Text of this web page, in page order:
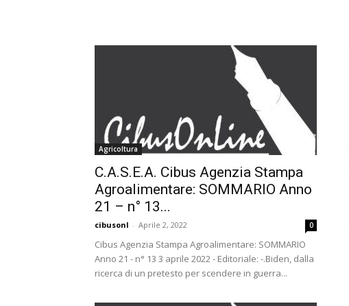
Agricoltura
C.A.S.E.A. Cibus Agenzia Stampa
Agroalimentare: SOMMARIO Anno
21 – n° 13...
cibusonl - Aprile 2, 2022 0
Cibus Agenzia Stampa Agroalimentare: SOMMARIO
Anno 21 - n° 13 3 aprile 2022 - Editoriale: -.Biden, dalla
ricerca di un pretesto per scendere in guerra...